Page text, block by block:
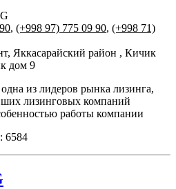
, (+998 97) 775 09 90, (+998 71)
Яккасарайский район , Кичик
дом 9
из лидеров рынка лизинга,
лизинговых компаний
работы компании
: 6584